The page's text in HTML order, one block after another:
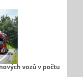
vozů v počtu